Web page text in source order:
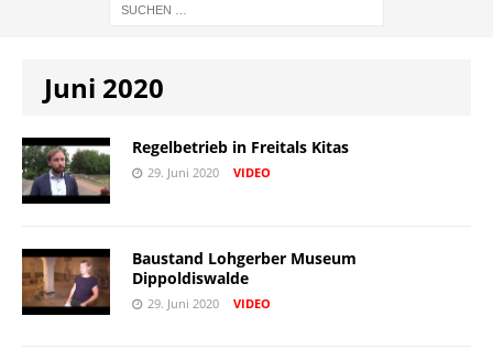
Juni 2020
Regelbetrieb in Freitals Kitas
29. Juni 2020 VIDEO
Baustand Lohgerber Museum
Dippoldiswalde
29. Juni 2020 VIDEO